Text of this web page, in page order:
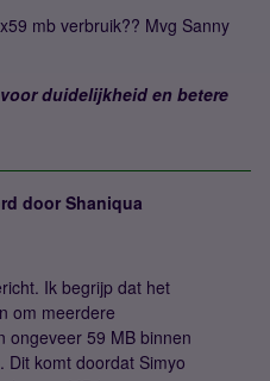
mb verbruik?? Mvg Sanny
duidelijkheid en betere
door Shaniqua
Ik begrijp dat het
om meerdere
ongeveer 59 MB binnen
Dit komt doordat Simyo